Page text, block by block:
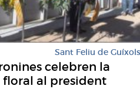
Sant Feliu de Guíxols
celebren la
al president